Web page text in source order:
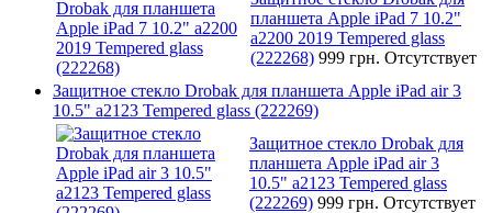
планшета Apple iPad 7 10.2"
a2200 2019 Tempered glass
(222268) 999 грн. Отсутствует
Защитное стекло Drobak для планшета Apple iPad air 3
10.5" a2123 Tempered glass (222269)
Защитное стекло Drobak для
планшета Apple iPad air 3
10.5" a2123 Tempered glass
(222269) 999 грн. Отсутствует